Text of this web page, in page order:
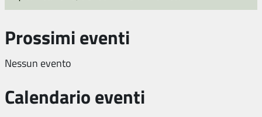
Prossimi eventi
Nessun evento
Calendario eventi